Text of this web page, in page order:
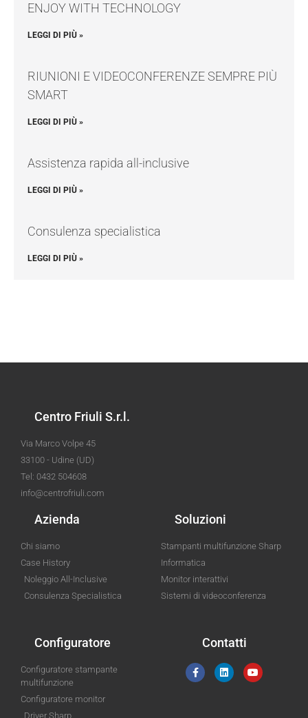
ENJOY WITH TECHNOLOGY
LEGGI DI PIÙ »
RIUNIONI E VIDEOCONFERENZE SEMPRE PIÙ
SMART
LEGGI DI PIÙ »
Assistenza rapida all-inclusive
LEGGI DI PIÙ »
Consulenza specialistica
LEGGI DI PIÙ »
Centro Friuli S.r.l.
Via Marco Volpe 45
33100 - Udine (UD)
Tel: 0432 504608
info@centrofriuli.com
Azienda
Chi siamo
Case History
Noleggio All-Inclusive
Consulenza Specialistica
Soluzioni
Stampanti multifunzione Sharp
Informatica
Monitor interattivi
Sistemi di videoconferenza
Configuratore
Configuratore stampante
multifunzione
Configuratore monitor
Driver Sharp
Contatti